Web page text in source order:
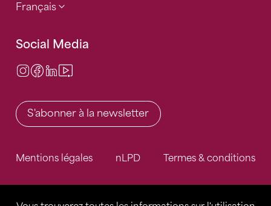
Français
Social Media
Instagram
Facebook
LinkedIn
S'abonner à la newsletter
Mentions légales nLPD Termes & conditions